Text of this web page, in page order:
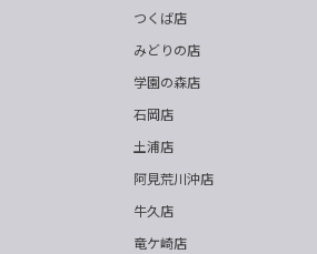
つくば店
みどりの店
学園の森店
石岡店
土浦店
阿見荒川沖店
牛久店
竜ケ崎店